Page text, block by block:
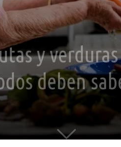
y
deben